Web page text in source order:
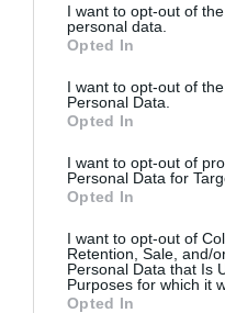
I want to opt-out of
personal data.
Opted In
I want to opt-out of
Personal Data.
Opted In
I want to opt-out of
Personal Data for
Opted In
I want to opt-out of
Retention, Sale, and/
Personal Data that Is
Purposes for which it
Opted In
ΜΟΥΣΙΚΗ / ΜΟΥΣΙΚΑ ΝΕΑ